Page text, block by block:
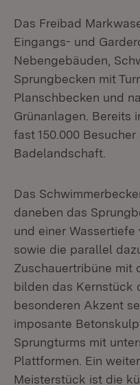
Das Freibad
Eingangs- und
Nebengebäuden,
Sprungbecken mit
Planschbecken und
Grünanlagen. Bereits
fast 150.000
Badelandschaft.
Das
daneben das
und einer
sowie die parallel
Zuschauertribüne mit
bilden das Kernstück
besonderen Akzent
imposante
Sprungturms mit
Plattformen. Ein
Meisterstück ist die